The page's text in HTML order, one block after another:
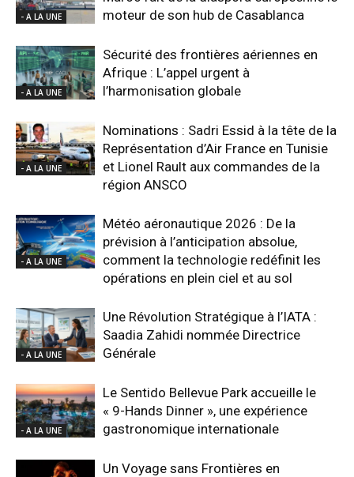
- A LA UNE
moteur de son hub de Casablanca
- A LA UNE
Sécurité des frontières aériennes en
Afrique : L’appel urgent à
l’harmonisation globale
- A LA UNE
Nominations : Sadri Essid à la tête de la
Représentation d’Air France en Tunisie
et Lionel Rault aux commandes de la
région ANSCO
- A LA UNE
Météo aéronautique 2026 : De la
prévision à l’anticipation absolue,
comment la technologie redéfinit les
opérations en plein ciel et au sol
- A LA UNE
Une Révolution Stratégique à l’IATA :
Saadia Zahidi nommée Directrice
Générale
- A LA UNE
Le Sentido Bellevue Park accueille le
« 9-Hands Dinner », une expérience
gastronomique internationale
Un Voyage sans Frontières en